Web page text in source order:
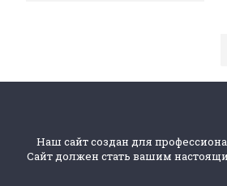
Наш сайт создан для
Сайт должен стать вашим